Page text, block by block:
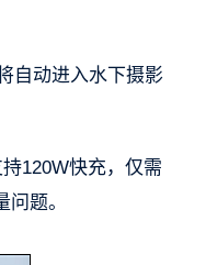
自动进入水下摄影
120W快充，仅需
题。